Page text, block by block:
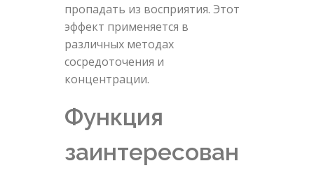
пропадать из восприятия. Этот
эффект применяется в
различных методах
сосредоточения и
концентрации.
Функция
заинтересован